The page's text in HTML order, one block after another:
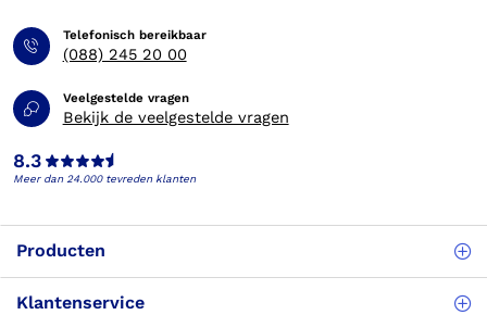
Telefonisch bereikbaar
(088) 245 20 00
Veelgestelde vragen
Bekijk de veelgestelde vragen
8.3
Meer dan 24.000 tevreden klanten
Producten
Klantenservice